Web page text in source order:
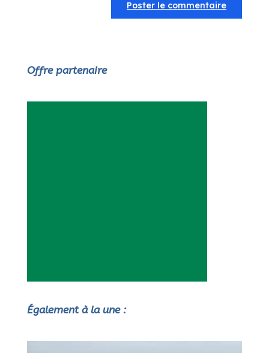
Offre partenaire
Également à la une :